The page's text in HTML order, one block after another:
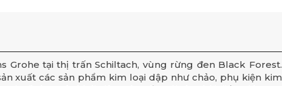
Grohe tại thị trấn Schiltach, vùng rừng đen Black Forest.
xuất các sản phẩm kim loại dập như chảo, phụ kiện kim